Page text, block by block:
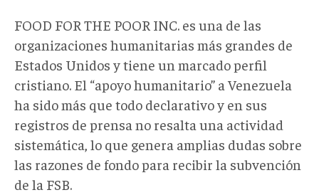
FOOD FOR THE POOR INC. es una de las
organizaciones humanitarias más grandes de
Estados Unidos y tiene un marcado perfil
cristiano. El “apoyo humanitario” a Venezuela
ha sido más que todo declarativo y en sus
registros de prensa no resalta una actividad
sistemática, lo que genera amplias dudas sobre
las razones de fondo para recibir la subvención
de la FSB.